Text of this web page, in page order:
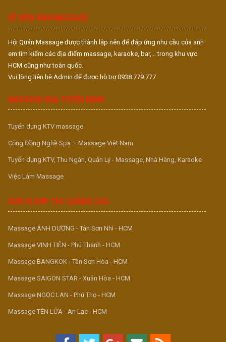
VỀ DIỄN ĐÀN MASSAGE
Hội Quán Massage được thành lập nên để đáp ứng nhu cầu của anh
em tìm kiếm các địa điểm massage, karaoke, bar,... trong khu vực
HCM cũng như toàn quốc.
Vui lòng liên hệ Admin để được hỗ trợ 0938.779.777
MASSAGE VUA TUYỂN DỤNG
Tuyển dụng KTV massage
Cộng Đồng Nghề Spa – Massage Việt Nam
Tuyển dụng KTV, Thu Ngân, Quản Lý - Massage, Nhà Hàng, Karaoke
Việc Làm Massage
ĐƠN VỊ HỢP TÁC QUẢNG CÁO
Massage ÁNH DƯƠNG - Tân Sơn Nhì - HCM
Massage VINH TIÊN - Phú Thạnh - HCM
Massage BANGKOK - Tân Sơn Hòa - HCM
Massage SAIGON STAR - Xuân Hòa - HCM
Massage NGỌC LAN - Phú Thọ - HCM
Massage TÊN LỬA - An Lạc - HCM